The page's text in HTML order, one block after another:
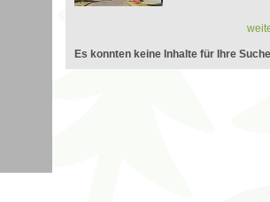
Es konnten keine Inhalte für Ihre